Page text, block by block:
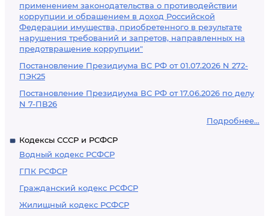
применением законодательства о противодействии
коррупции и обращением в доход Российской
Федерации имущества, приобретенного в результате
нарушения требований и запретов, направленных на
предотвращение коррупции"
Постановление Президиума ВС РФ от 01.07.2026 N 272-
ПЭК25
Постановление Президиума ВС РФ от 17.06.2026 по делу
N 7-ПВ26
Подробнее...
Кодексы СССР и РСФСР
Водный кодекс РСФСР
ГПК РСФСР
Гражданский кодекс РСФСР
Жилищный кодекс РСФСР